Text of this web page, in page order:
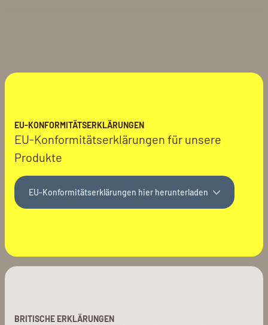
EU-KONFORMITÄTSERKLÄRUNGEN
EU-Konformitätserklärungen für unsere
Produkte
EU-Konformitätserklärungen hier herunterladen
BRITISCHE ERKLÄRUNGEN